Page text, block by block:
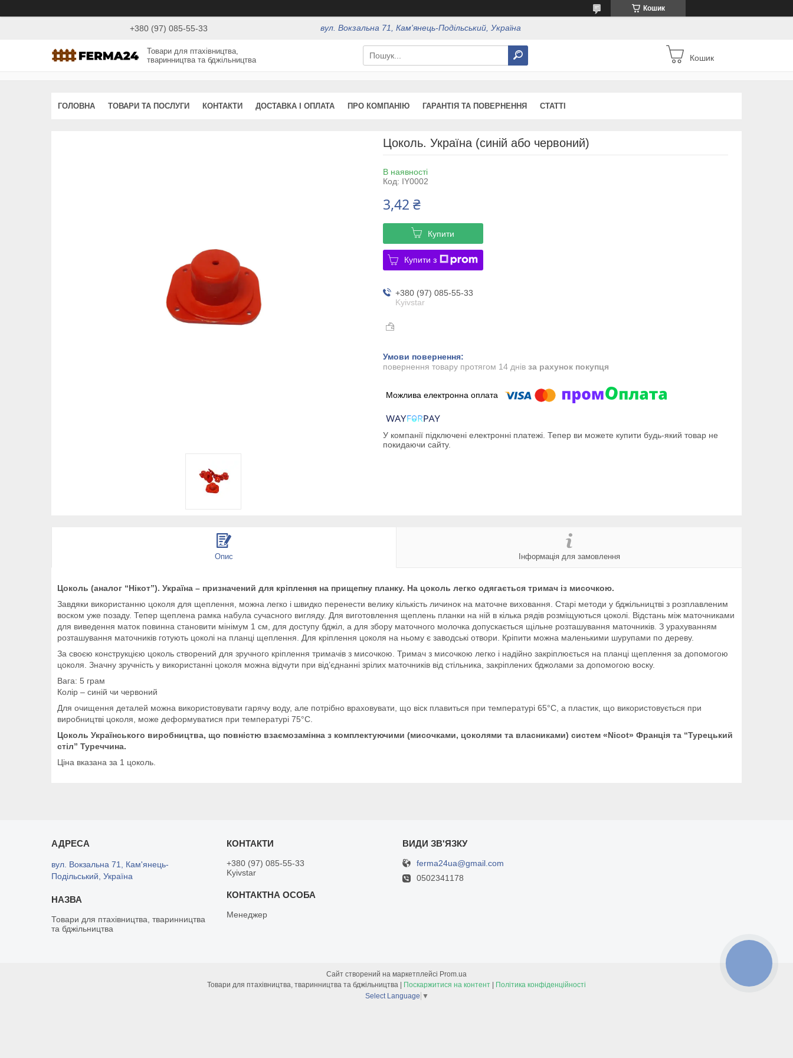
Кошик
+380 (97) 085-55-33 вул. Вокзальна 71, Кам'янець-Подільський, Україна
Товари для птахівництва,
тваринництва та бджільництва
Кошик
ГОЛОВНА ТОВАРИ ТА ПОСЛУГИ КОНТАКТИ ДОСТАВКА І ОПЛАТА ПРО КОМПАНІЮ ГАРАНТІЯ ТА ПОВЕРНЕННЯ СТАТТІ
Цоколь. Україна (синій або червоний)
В наявності
Код: IY0002
3,42 ₴
Купити
Купити з
+380 (97) 085-55-33
Kyivstar
повернення товару протягом 14 днів за рахунок покупця
У компанії підключені електронні платежі. Тепер ви можете купити будь-який товар не
покидаючи сайту.
Опис Інформація для замовлення
Цоколь (аналог “Нікот”). Україна – призначений для кріплення на прищепну планку. На цоколь легко одягається тримач із мисочкою.
Завдяки використанню цоколя для щеплення, можна легко і швидко перенести велику кількість личинок на маточне виховання. Старі методи у бджільництві з розплавленим
воском уже позаду. Тепер щеплена рамка набула сучасного вигляду. Для виготовлення щеплень планки на ній в кілька рядів розміщуються цоколі. Відстань між маточниками
для виведення маток повинна становити мінімум 1 см, для доступу бджіл, а для збору маточного молочка допускається щільне розташування маточників. З урахуванням
розташування маточників готують цоколі на планці щеплення. Для кріплення цоколя на ньому є заводські отвори. Кріпити можна маленькими шурупами по дереву.
За своєю конструкцією цоколь створений для зручного кріплення тримачів з мисочкою. Тримач з мисочкою легко і надійно закріплюється на планці щеплення за допомогою
цоколя. Значну зручність у використанні цоколя можна відчути при від’єднанні зрілих маточників від стільника, закріплених бджолами за допомогою воску.
Вага: 5 грам
Колір – синій чи червоний
Для очищення деталей можна використовувати гарячу воду, але потрібно враховувати, що віск плавиться при температурі 65°C, а пластик, що використовується при
виробництві цоколя, може деформуватися при температурі 75°С.
Цоколь Українського виробництва, що повністю взаємозамінна з комплектуючими (мисочками, цоколями та власниками) систем «Nicot» Франція та “Турецький
стіл” Туреччина.
Ціна вказана за 1 цоколь.
вул. Вокзальна 71, Кам'янець-
Подільський, Україна
Товари для птахівництва, тваринництва
та бджільництва
+380 (97) 085-55-33
Kyivstar
Менеджер
ferma24ua@gmail.com
0502341178
Сайт створений на маркетплейсі Prom.ua
Поскаржитися на контент
Політика конфіденційності
Select Language ▼